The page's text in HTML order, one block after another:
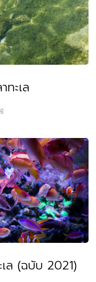
ทะเล
ล (ฉบับ 2021)